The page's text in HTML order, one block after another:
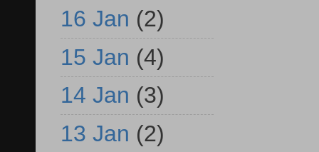
16 Jan (2)
15 Jan (4)
14 Jan (3)
13 Jan (2)